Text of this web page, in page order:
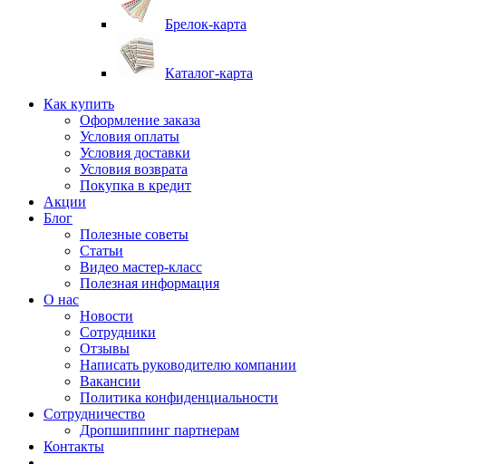
Брелок-карта
Каталог-карта
Как купить
Оформление заказа
Условия оплаты
Условия доставки
Условия возврата
Покупка в кредит
Акции
Блог
Полезные советы
Статьи
Видео мастер-класс
Полезная информация
О нас
Новости
Сотрудники
Отзывы
Написать руководителю компании
Вакансии
Политика конфиденциальности
Сотрудничество
Дропшиппинг партнерам
Контакты